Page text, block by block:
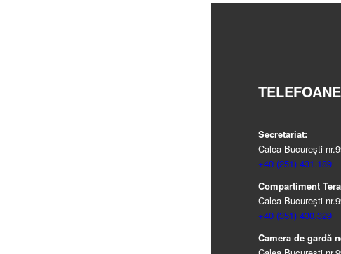
Secretariat:
Calea București
+40 (251) 431.189
Compartiment
Calea București
+40 (351) 430.329
Camera de gardă